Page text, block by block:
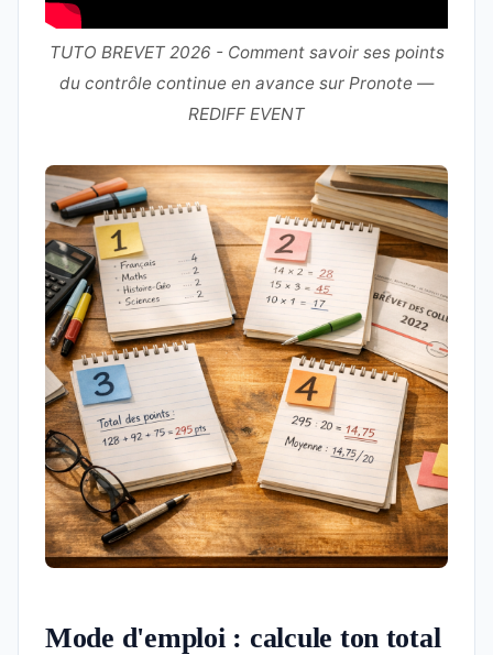
TUTO BREVET 2026 - Comment savoir ses points
du contrôle continue en avance sur Pronote —
REDIFF EVENT
Mode d'emploi : calcule ton total